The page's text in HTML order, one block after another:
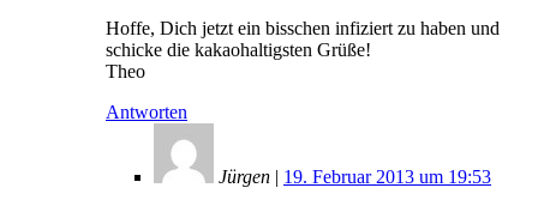
Hoffe, Dich jetzt ein bisschen infiziert zu haben und
schicke die kakaohaltigsten Grüße!
Theo
Antworten
Jürgen | 19. Februar 2013 um 19:53